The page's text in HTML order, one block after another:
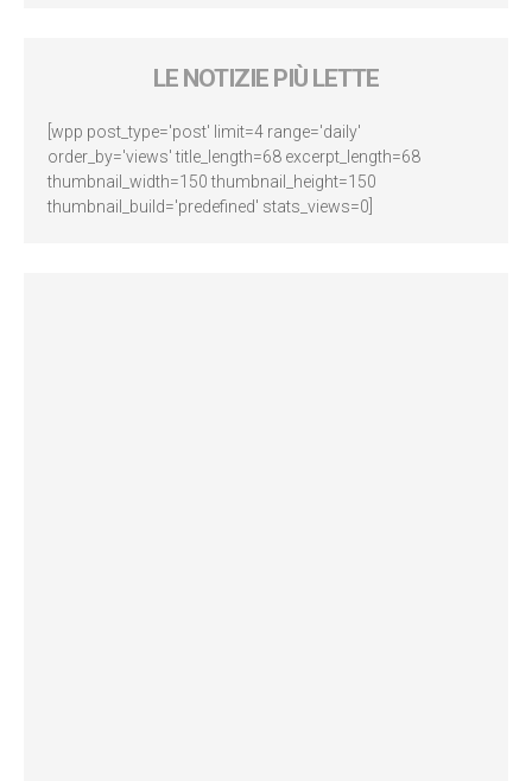
LE NOTIZIE PIÙ LETTE
[wpp post_type='post' limit=4 range='daily'
order_by='views' title_length=68 excerpt_length=68
thumbnail_width=150 thumbnail_height=150
thumbnail_build='predefined' stats_views=0]